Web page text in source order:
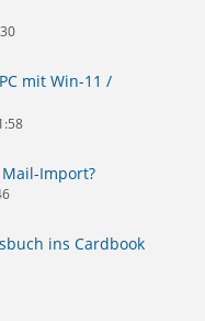
mit Win-11 /
Import?
ins Cardbook